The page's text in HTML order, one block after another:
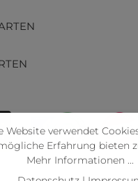
Website verwendet
Erfahrung bieten
Mehr Informationen ...